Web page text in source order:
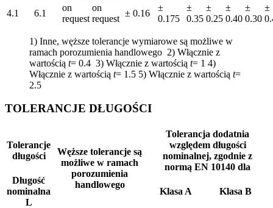
4.1
6.1
on
request
on
request
± 0.16
±
0.175
±
0.35
±
0.25
±
0.40
±
0.30
±
1) Inne, węższe tolerancje wymiarowe są możliwe w
ramach porozumienia handlowego 2) Włącznie z
wartością t= 0.4 3) Włącznie z wartością t= 1 4)
Włącznie z wartością t= 1.5 5) Włącznie z wartością t=
2.5
TOLERANCJE DŁUGOŚCI
Tolerancje
długości
Węższe tolerancje są
możliwe w ramach
porozumienia
handlowego
Tolerancja dodatnia
względem długości
nominalnej, zgodnie z
normą EN 10140 dla
Długość
nominalna
L
Klasa A Klasa B